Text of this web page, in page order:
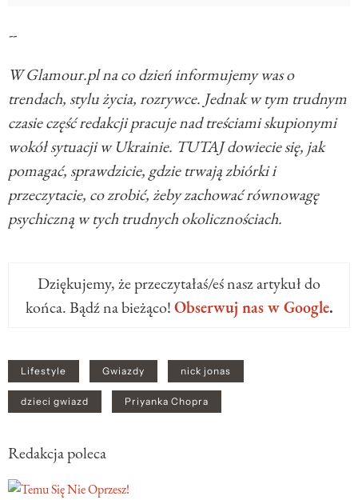
--
W Glamour.pl na co dzień informujemy was o
trendach, stylu życia, rozrywce. Jednak w tym trudnym
czasie część redakcji pracuje nad treściami skupionymi
wokół sytuacji w Ukrainie. TUTAJ dowiecie się, jak
pomagać, sprawdzicie, gdzie trwają zbiórki i
przeczytacie, co zrobić, żeby zachować równowagę
psychiczną w tych trudnych okolicznościach.
Dziękujemy, że przeczytałaś/eś nasz artykuł do
końca. Bądź na bieżąco!Obserwuj nas w Google.
Lifestyle Gwiazdy nick jonas
dzieci gwiazd Priyanka Chopra
Redakcja poleca